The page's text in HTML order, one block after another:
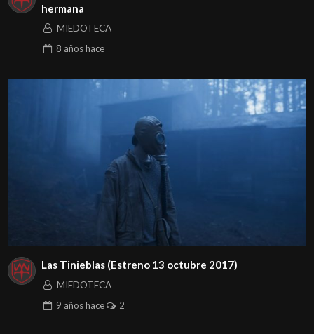
hermana
MIEDOTECA
8 añoshace
Las Tinieblas (Estreno 13 octubre 2017)
MIEDOTECA
9 añoshace 2